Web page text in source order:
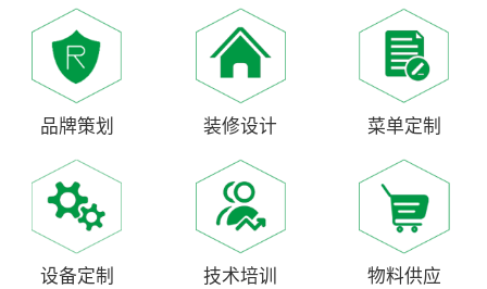
品牌策划 装修设计 菜单定制
设备定制 技术培训 物料供应